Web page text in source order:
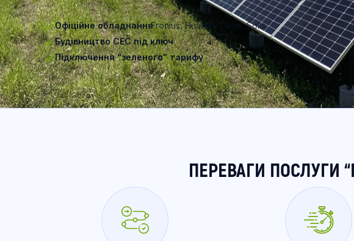
Офіційне обладнанняFronius, Huawei, Deye, Solis
Будівництво СЕС під ключ
Підключення “зеленого” тарифу
ПЕРЕВАГИ ПОСЛУГИ